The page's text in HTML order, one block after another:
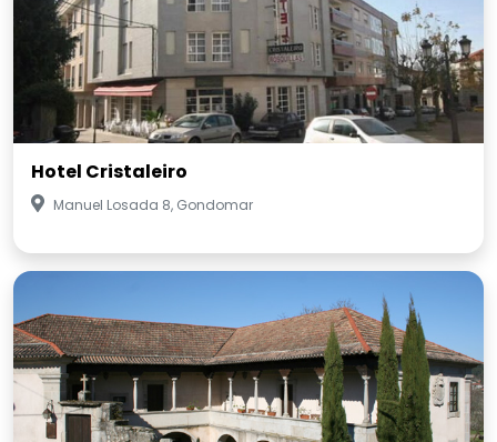
Hotel Cristaleiro
Manuel Losada 8, Gondomar